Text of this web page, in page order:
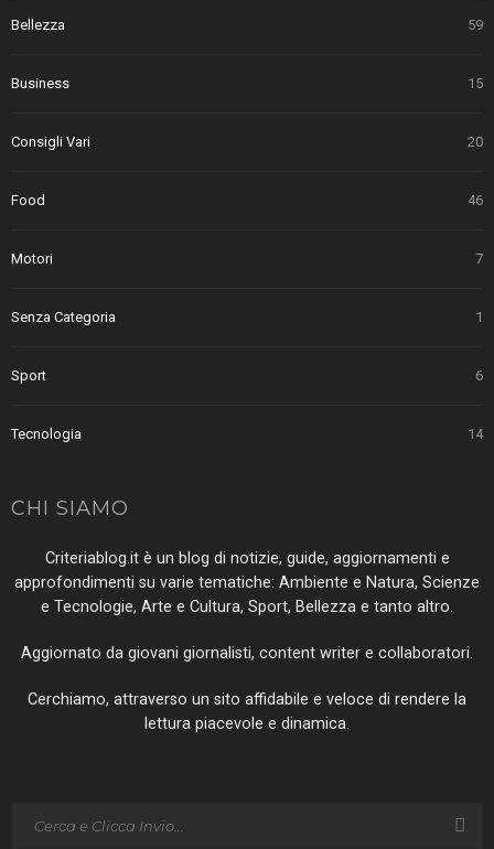
Bellezza 59
Business 15
Consigli Vari 20
Food 46
Motori 7
Senza Categoria 1
Sport 6
Tecnologia 14
CHI SIAMO
Criteriablog.it è un blog di notizie, guide, aggiornamenti e
approfondimenti su varie tematiche: Ambiente e Natura, Scienze
e Tecnologie, Arte e Cultura, Sport, Bellezza e tanto altro.
Aggiornato da giovani giornalisti, content writer e collaboratori.
Cerchiamo, attraverso un sito affidabile e veloce di rendere la
lettura piacevole e dinamica.